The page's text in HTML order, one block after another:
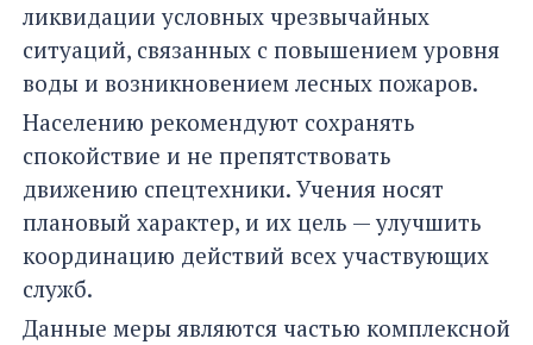
ликвидации условных чрезвычайных
ситуаций, связанных с повышением уровня
воды и возникновением лесных пожаров.
Населению рекомендуют сохранять
спокойствие и не препятствовать
движению спецтехники. Учения носят
плановый характер, и их цель — улучшить
координацию действий всех участвующих
служб.
Данные меры являются частью комплексной